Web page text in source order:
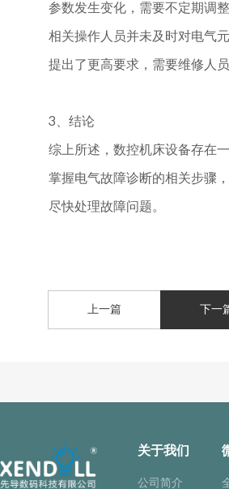
参数发生变化，需要不定期调
相关操作人员并未及时对电气
提出了更高要求，需要维修人
3、结论
综上所述，数控机床设备存在
掌握电气故障诊断的相关步骤
尽快处理故障问题。
上一篇 下一
关于我们
公司简介